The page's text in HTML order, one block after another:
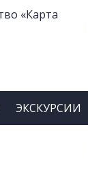
ЭКСКУРСИИ